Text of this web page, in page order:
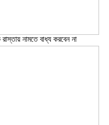
রাস্তায় নামতে বাধ্য করবেন না